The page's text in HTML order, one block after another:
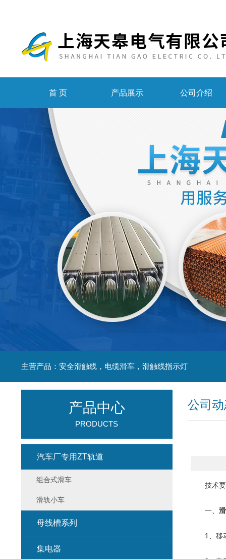
首 页 产品展示 公司介绍
主营产品：安全滑触线，电缆滑车，滑触线指示灯
公司
技术要
一、
1、移动
产品中心
PRODUCTS
汽车厂专用ZT轨道
组合式滑车
滑轨小车
母线槽系列
集电器